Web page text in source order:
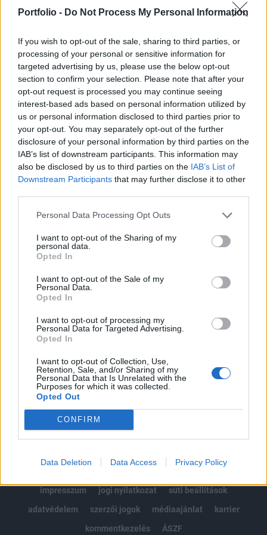
Portfolio - Do Not Process My Personal Information
If you wish to opt-out of the sale, sharing to third parties, or
processing of your personal or sensitive information for
targeted advertising by us, please use the below opt-out
section to confirm your selection. Please note that after your
opt-out request is processed you may continue seeing
interest-based ads based on personal information utilized by
us or personal information disclosed to third parties prior to
your opt-out. You may separately opt-out of the further
disclosure of your personal information by third parties on the
IAB’s list of downstream participants. This information may
also be disclosed by us to third parties on the IAB’s List of
Downstream Participants that may further disclose it to other
Personal Data Processing Opt Outs
I want to opt-out of the Sharing of my
personal data.
Opted In
I want to opt-out of the Sale of my
Personal Data.
Opted In
I want to opt-out of processing my
Personal Data for Targeted Advertising.
Opted In
I want to opt-out of Collection, Use,
Retention, Sale, and/or Sharing of my
Personal Data that Is Unrelated with the
Purposes for which it was collected.
Opted Out
CONFIRM
Data Deletion Data Access Privacy Policy
Miniszterelnökséget vezető miniszter a
közmédiának adott csütörtöki interjúban.
A tárcavezető hozzátette, Magyarország a szövetségesek -
a NATO és az Európai Unió - pártján áll, kulcsfontosságú,
hogy a két szervezet egységét ebben az időszakban fenn
tudják tartani. A legfontosabb, hogy Magyarország és
polgárai biztonságát szavatolni tudjuk - fogalmazott a
Miniszterelnökséget vezető miniszter. Kapcsolódó cikkünk
2022. 02. 24. Nyugtat Varga Mihály...
KEDVES OLVASÓNK!
tartozik, melynek olvasása előfizetéses
regisztrációhoz kötött.
Az előfizetés a következőket tartalmazza:
Portfolio.hu teljes cikkarchívum
Kötéslisták: BÉT elmúlt 2 év napon belüli
kötéslistái
Előfizetés
MÁR ELŐFIZETŐNK VAGY?BEJELENTKEZÉS
impresszum
jogi nyilatkozat
süti beállítások
adatvédelem
szerzői jogok médiaajánlat
karrier
kommentkezelés
ÁSZF